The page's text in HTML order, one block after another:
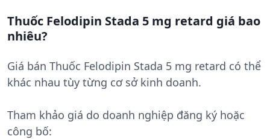
Thuốc Felodipin Stada 5 mg retard giá bao
nhiêu?
Giá bán Thuốc Felodipin Stada 5 mg retard có thể
khác nhau tùy từng cơ sở kinh doanh.
Tham khảo giá do doanh nghiệp đăng ký hoặc
công bố: